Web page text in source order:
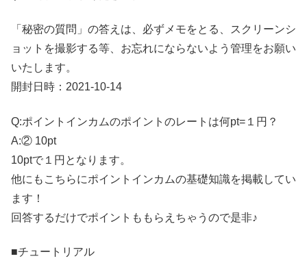
「秘密の質問」の答えは、必ずメモをとる、スクリーンシ
ョットを撮影する等、お忘れにならないよう管理をお願い
いたします。
開封日時：2021-10-14
Q:ポイントインカムのポイントのレートは何pt=１円？
A:② 10pt
10ptで１円となります。
他にもこちらにポイントインカムの基礎知識を掲載してい
ます！
回答するだけでポイントももらえちゃうので是非♪
■チュートリアル